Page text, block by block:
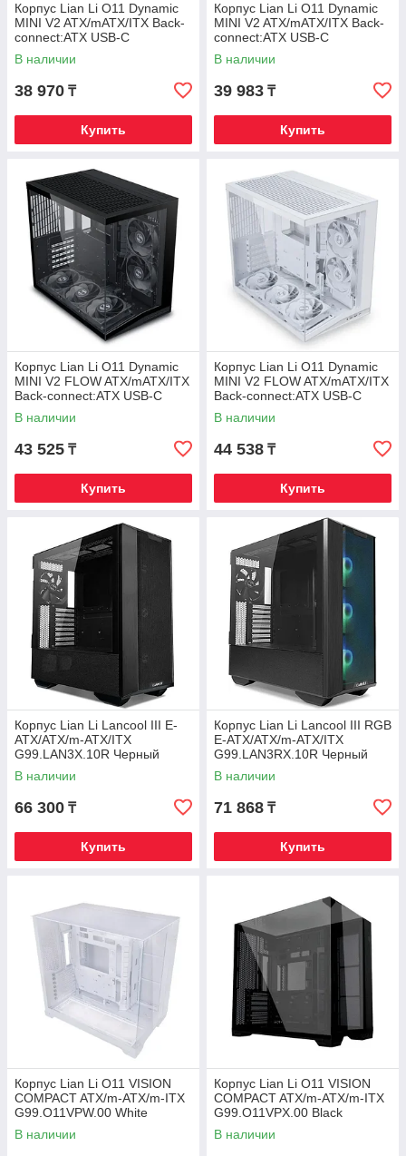
Корпус Lian Li O11 Dynamic
MINI V2 ATX/mATX/ITX Back-
connect:ATX USB-C
G99.O11DMIV2X.00 Черный
В наличии
38 970 ₸
Купить
Корпус Lian Li O11 Dynamic
MINI V2 ATX/mATX/ITX Back-
connect:ATX USB-C
G99.O11DMIV2W.00 Белый
В наличии
39 983 ₸
Купить
Корпус Lian Li O11 Dynamic
MINI V2 FLOW ATX/mATX/ITX
Back-connect:ATX USB-C
G99.O11DMIV2FX.00 Черный
В наличии
43 525 ₸
Купить
Корпус Lian Li O11 Dynamic
MINI V2 FLOW ATX/mATX/ITX
Back-connect:ATX USB-C
G99.O11DMIV2FW.00 Белый
В наличии
44 538 ₸
Купить
Корпус Lian Li Lancool III E-
ATX/ATX/m-ATX/ITX
G99.LAN3X.10R Черный
В наличии
66 300 ₸
Купить
Корпус Lian Li Lancool III RGB
E-ATX/ATX/m-ATX/ITX
G99.LAN3RX.10R Черный
В наличии
71 868 ₸
Купить
Корпус Lian Li O11 VISION
COMPACT ATX/m-ATX/m-ITX
G99.O11VPW.00 White
В наличии
Корпус Lian Li O11 VISION
COMPACT ATX/m-ATX/m-ITX
G99.O11VPX.00 Black
В наличии